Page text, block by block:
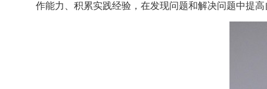
作能力、积累实践经验，在发现问题和解决问题中提高